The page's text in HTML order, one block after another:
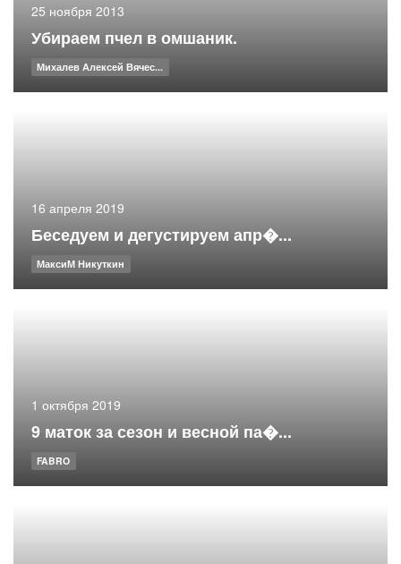
25 ноября 2013
Убираем пчел в омшаник.
Михалев Алексей Вячес...
16 апреля 2019
Беседуем и дегустируем апр�...
МаксиМ Никуткин
1 октября 2019
9 маток за сезон и весной па�...
FABRO